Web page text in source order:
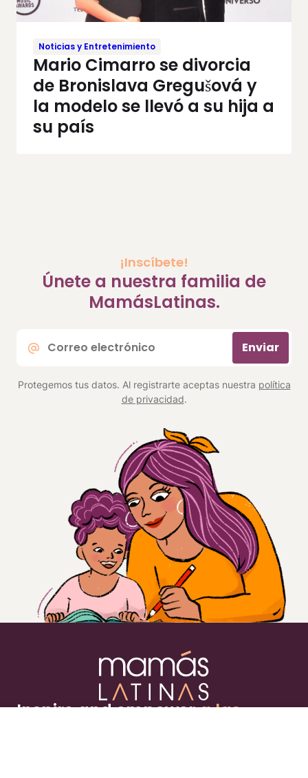
Noticias y Entretenimiento
Mario Cimarro se divorcia
de Bronislava Gregušová y
la modelo se llevó a su hija a
su país
¡Inscíbete!
Únete a nuestra familia de
MamásLatinas.
electrónico
Enviar
Protegemos tus datos. Al registrarte aceptas nuestra política
de privacidad.
Inspire and empowera las